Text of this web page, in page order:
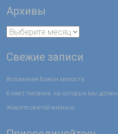
Архивы
Свежие записи
Вспоминая Божьи милости
6 мест писания, на которых мы
Живите святой жизнью